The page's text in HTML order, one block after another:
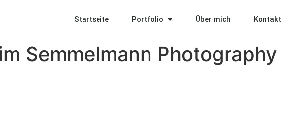
Startseite Portfolio Über mich Kontakt
Semmelmann Photography